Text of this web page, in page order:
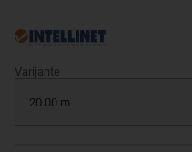
Varijante